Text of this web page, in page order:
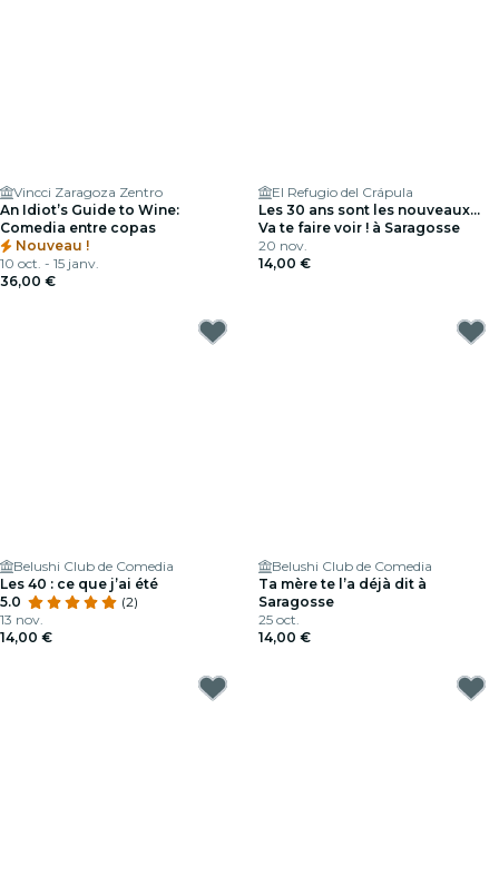
Vincci Zaragoza Zentro
An Idiot’s Guide to Wine:
Comedia entre copas
Nouveau !
10 oct. - 15 janv.
36,00 €
El Refugio del Crápula
Les 30 ans sont les nouveaux...
Va te faire voir ! à Saragosse
20 nov.
14,00 €
Belushi Club de Comedia
Les 40 : ce que j’ai été
5.0
(2)
13 nov.
14,00 €
Belushi Club de Comedia
Ta mère te l’a déjà dit à
Saragosse
25 oct.
14,00 €